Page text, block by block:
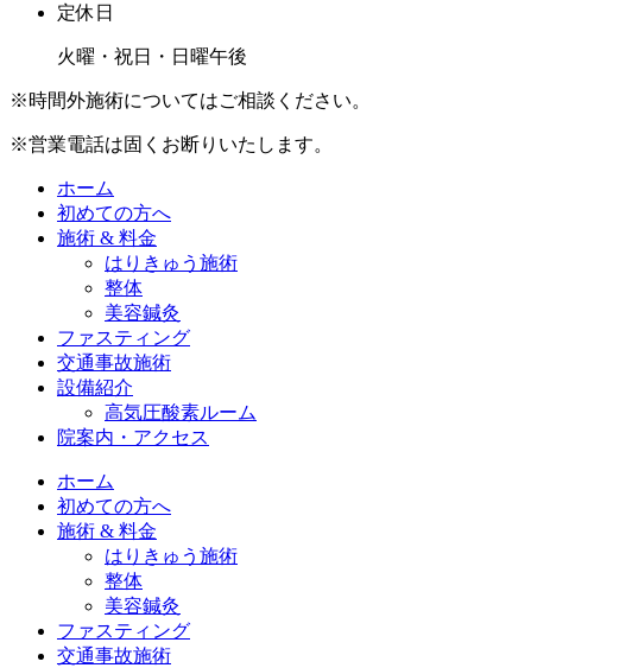
定休日
火曜・祝日・日曜午後
※時間外施術についてはご相談ください。
※営業電話は固くお断りいたします。
ホーム
初めての方へ
施術 & 料金
はりきゅう施術
整体
美容鍼灸
ファスティング
交通事故施術
設備紹介
高気圧酸素ルーム
院案内・アクセス
ホーム
初めての方へ
施術 & 料金
はりきゅう施術
整体
美容鍼灸
ファスティング
交通事故施術